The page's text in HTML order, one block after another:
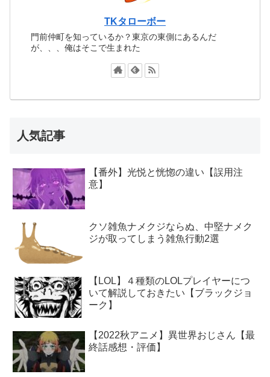
TKタローボー
門前仲町を知っているか？東京の東側にあるんだ
が、、、俺はそこで生まれた
人気記事
【番外】光悦と恍惚の違い【誤用注
意】
クソ雑魚ナメクジならぬ、中堅ナメク
ジが取ってしまう雑魚行動2選
【LOL】４種類のLOLプレイヤーにつ
いて解説しておきたい【ブラックジョ
ーク】
【2022秋アニメ】異世界おじさん【最
終話感想・評価】